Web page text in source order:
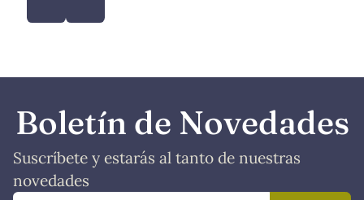
Boletín de Novedades
Suscríbete y estarás al tanto de nuestras
novedades